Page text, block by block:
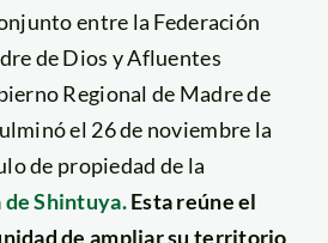
entre la Federación
de Dios y Afluentes
Regional de Madre de
el 26 de noviembre la
de propiedad de la
Shintuya.Esta reúne el
de ampliar su territorio